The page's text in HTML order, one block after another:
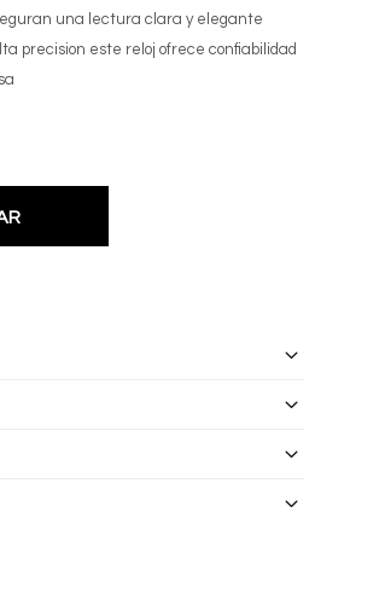
una lectura clara y elegante
precision este reloj ofrece confiabilidad